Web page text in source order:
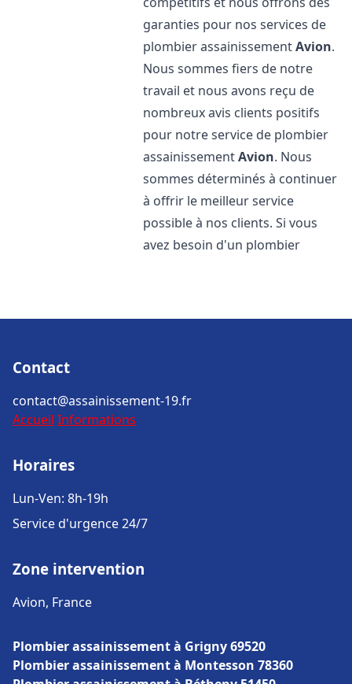
garanties pour nos services de
plombier assainissementAvion.
Nous sommes fiers de notre
travail et nous avons reçu de
nombreux avis clients positifs
pour notre service de plombier
assainissementAvion. Nous
sommes déterminés à continuer
à offrir le meilleur service
possible à nos clients. Si vous
avez besoin d'un plombier
Contact
contact@assainissement-19.fr
Accueil Informations
Horaires
Lun-Ven: 8h-19h
Service d'urgence 24/7
Zone intervention
Avion, France
Plombier assainissement à Grigny 69520
Plombier assainissement à Montesson 78360